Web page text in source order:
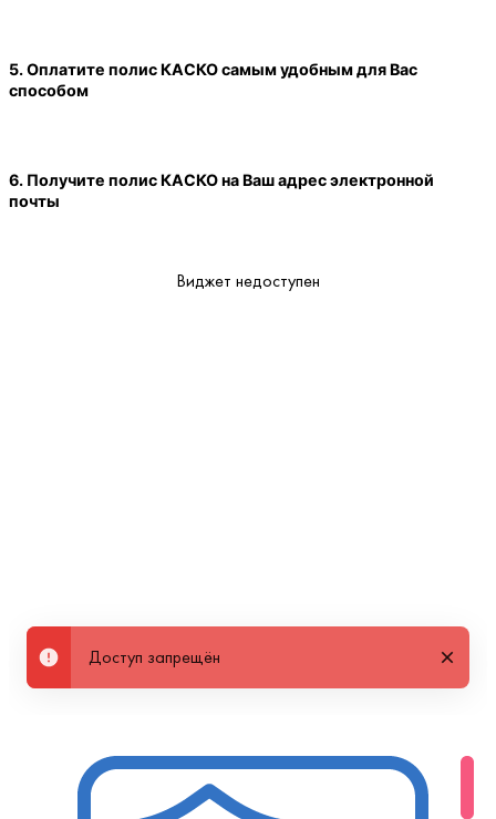
5. Оплатите полис КАСКО самым удобным для Вас
способом
6. Получите полис КАСКО на Ваш адрес электронной
почты